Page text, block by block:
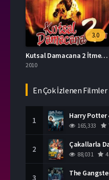
3.0
Kutsal Damacana 2 İtmen Full İzle
2010
En Çok İzlenen Filmler
1 Harry Potter
165,333
2 Çakallarla
88,031
3